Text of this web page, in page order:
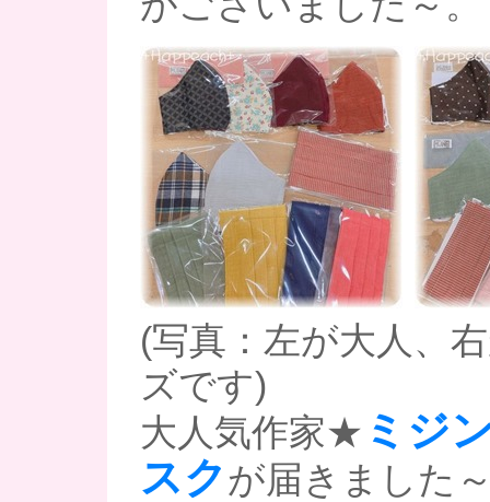
(写真：左が大人、
ズです)
大人気作家★ ミジ
スク が届きました